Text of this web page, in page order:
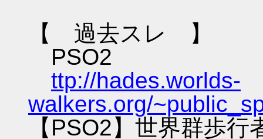
【 過去スレ 】
PSO2
ttp://hades.worlds-
walkers.org/
【PSO2】世界群歩